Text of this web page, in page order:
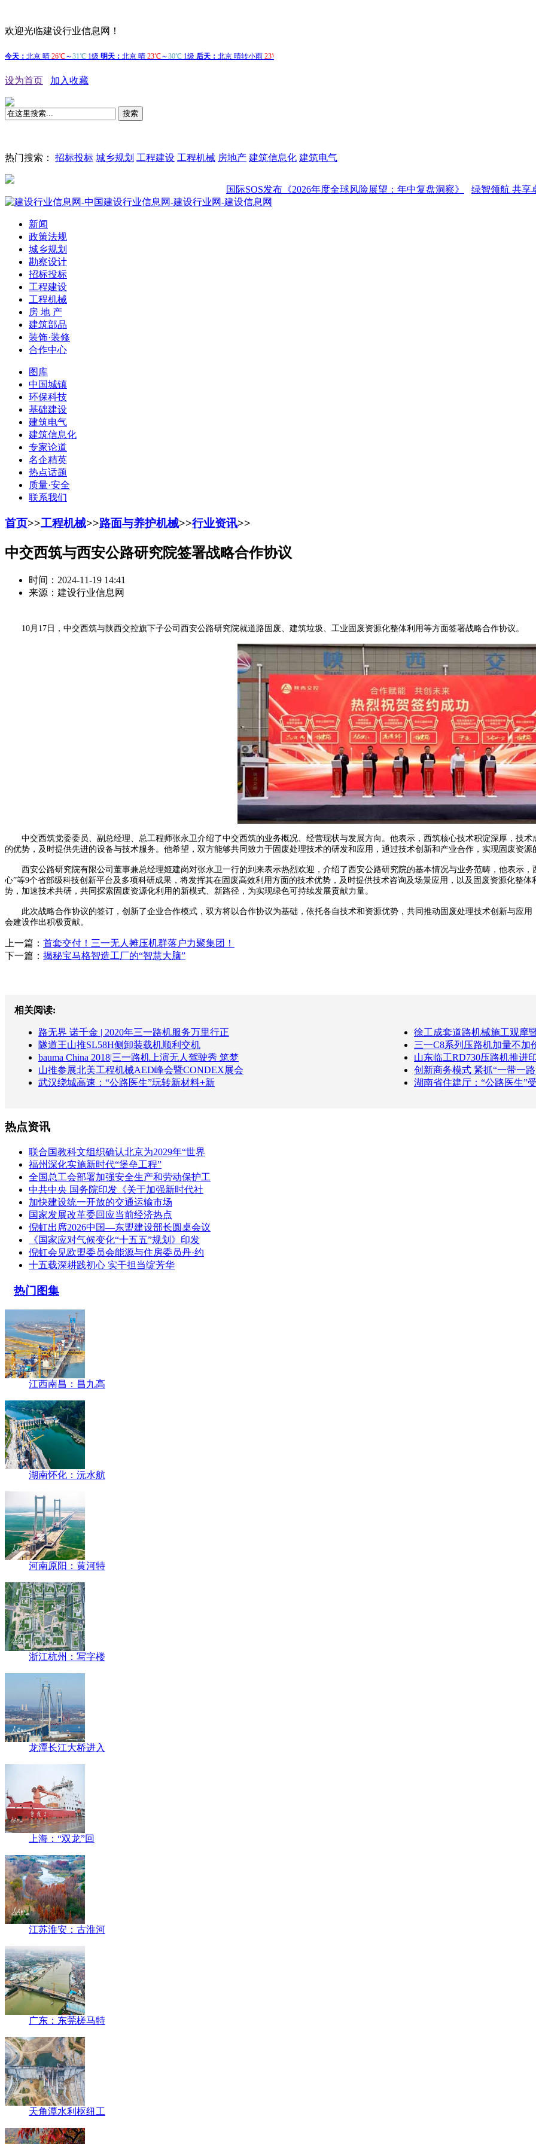
欢迎光临建设行业信息网！
设为首页 加入收藏
搜索
热门搜索： 招标投标 城乡规划 工程建设 工程机械 房地产 建筑信息化 建筑电气
国际SOS发布《2026年度全球风险展望：年中复盘洞察》 绿智领航 共享卓越，
新闻
政策法规
城乡规划
勘察设计
招标投标
工程建设
工程机械
房 地 产
建筑部品
装饰·装修
合作中心
图库
中国城镇
环保科技
基础建设
建筑电气
建筑信息化
专家论道
名企精英
热点话题
质量·安全
联系我们
首页>>工程机械>>路面与养护机械>>行业资讯>>
中交西筑与西安公路研究院签署战略合作协议
时间：2024-11-19 14:41
来源：建设行业信息网
10月17日，中交西筑与陕西交控旗下子公司西安公路研究院就道路固废、建筑垃圾、工业固废资源化整体利用等方面签署战略合作协议。
中交西筑党委委员、副总经理、总工程师张永卫介绍了中交西筑的业务概况、经营现状与发展方向。他表示，西筑核心技术积淀深厚，技
的优势，及时提供先进的设备与技术服务。他希望，双方能够共同致力于固废处理技术的研发和应用，通过技术创新和产业合作，实现固废资源
西安公路研究院有限公司董事兼总经理姬建岗对张永卫一行的到来表示热烈欢迎，介绍了西安公路研究院的基本情况与业务范畴，他表示，
心”等9个省部级科技创新平台及多项科研成果，将发挥其在固废高效利用方面的技术优势，及时提供技术咨询及场景应用，以及固废资源化整
势，加速技术共研，共同探索固废资源化利用的新模式、新路径，为实现绿色可持续发展贡献力量。
此次战略合作协议的签订，创新了企业合作模式，双方将以合作协议为基础，依托各自技术和资源优势，共同推动固废处理技术创新与应用
会建设作出积极贡献。
上一篇： 首套交付！三一无人摊压机群落户力聚集团！
下一篇： 揭秘宝马格智造工厂的“智慧大脑”
相关阅读:
路无界 诺千金 | 2020年三一路机服务万里行正
徐工成套道路机械施工观摩
隧道王山推SL58H侧卸装载机顺利交机
三一C8系列压路机加量不加
bauma China 2018|三一路机上演无人驾驶秀 筑梦
山东临工RD730压路机推进
山推参展北美工程机械AED峰会暨CONDEX展会
创新商务模式 紧抓“一带一
武汉绕城高速：“公路医生”玩转新材料+新
湖南省住建厅：“公路医生”
热点资讯
联合国教科文组织确认北京为2029年“世界
福州深化实施新时代“堡垒工程”
全国总工会部署加强安全生产和劳动保护工
中共中央 国务院印发《关于加强新时代社
加快建设统一开放的交通运输市场
国家发展改革委回应当前经济热点
倪虹出席2026中国—东盟建设部长圆桌会议
《国家应对气候变化“十五五”规划》印发
倪虹会见欧盟委员会能源与住房委员丹·约
十五载深耕践初心 实干担当绽芳华
热门图集
江西南昌：昌九高
湖南怀化：沅水航
河南原阳：黄河特
浙江杭州：写字楼
龙潭长江大桥进入
上海：“双龙”回
江苏淮安：古淮河
广东：东莞槎马特
天角潭水利枢纽工